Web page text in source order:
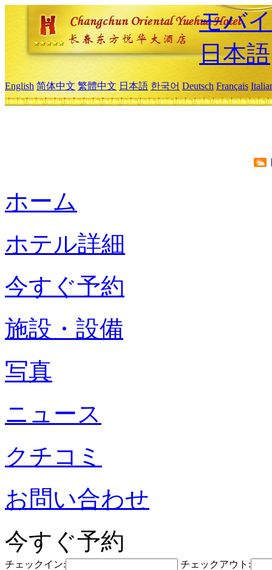
モバ
日本語
English 简体中文 繁體中文 日本語 한국어 Deutsch Français
ホーム
ホテル詳細
今すぐ予約
施設・設備
写真
ニュース
クチコミ
お問い合わせ
今すぐ予約
チェックイン: チェックアウト: